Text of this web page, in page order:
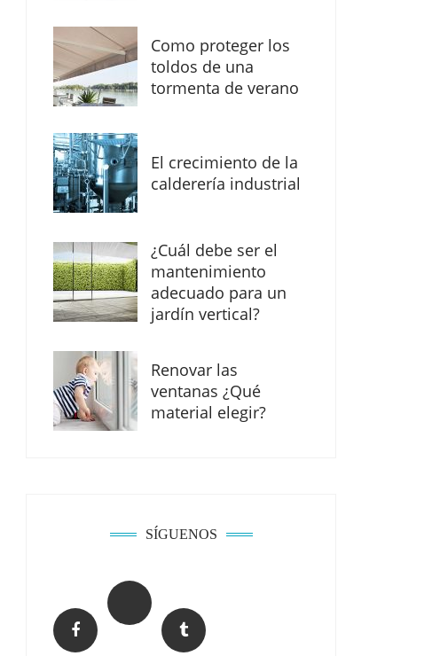
Como proteger los
toldos de una
tormenta de verano
El crecimiento de la
calderería industrial
¿Cuál debe ser el
mantenimiento
adecuado para un
jardín vertical?
Renovar las
ventanas ¿Qué
material elegir?
SÍGUENOS